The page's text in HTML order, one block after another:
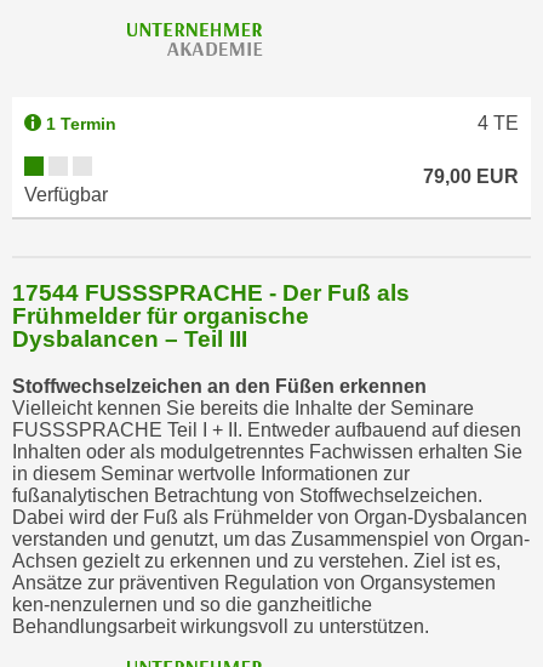
1 Termin 4 TE
Verfügbar
79,00 EUR
17544 FUSSSPRACHE - Der Fuß als
Frühmelder für organische
Dysbalancen – Teil III
Stoffwechselzeichen an den Füßen erkennen
Vielleicht kennen Sie bereits die Inhalte der Seminare
FUSSSPRACHE Teil I + II. Entweder aufbauend auf diesen
Inhalten oder als modulgetrenntes Fachwissen erhalten Sie
in diesem Seminar wertvolle Informationen zur
fußanalytischen Betrachtung von Stoffwechselzeichen.
Dabei wird der Fuß als Frühmelder von Organ-Dysbalancen
verstanden und genutzt, um das Zusammenspiel von Organ-
Achsen gezielt zu erkennen und zu verstehen. Ziel ist es,
Ansätze zur präventiven Regulation von Organsystemen
ken-nenzulernen und so die ganzheitliche
Behandlungsarbeit wirkungsvoll zu unterstützen.